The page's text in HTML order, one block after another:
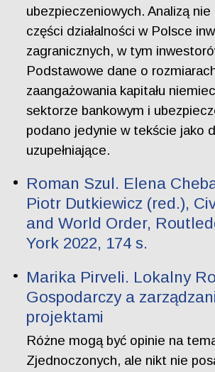
ubezpieczeniowych. Analizą
części działalności w Polsce
zagranicznych, w tym
Podstawowe dane o
zaangażowania kapitału
sektorze bankowym i
podano jedynie w tekście jako
uzupełniające.
Roman Szul. Elena
Piotr Dutkiewicz (red.),
and World Order,
York 2022, 174 s.
Marika Pirveli. Lokalny
Gospodarczy a
projektami
Różne mogą być opinie na
Zjednoczonych, ale nikt nie